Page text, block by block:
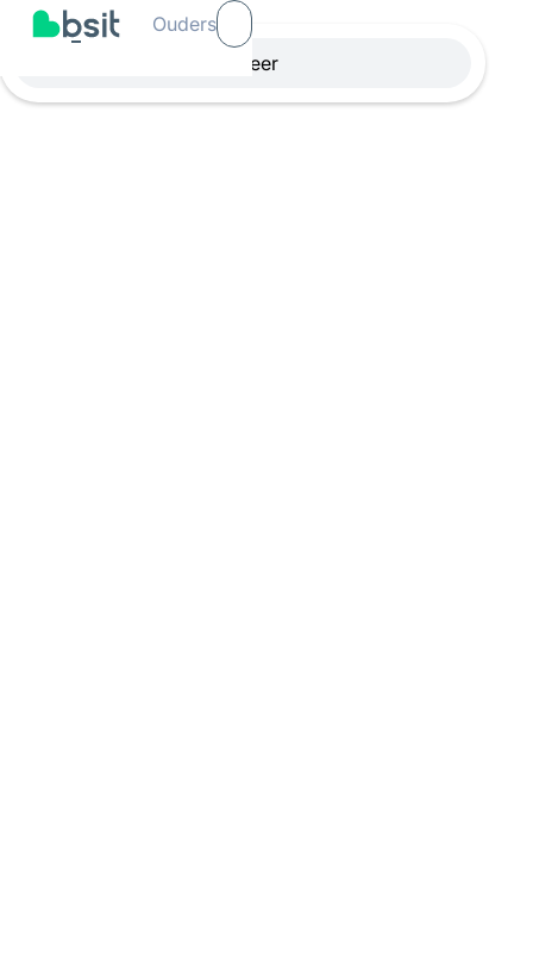
Ouders